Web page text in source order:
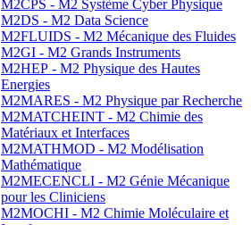
M2CPS - M2 Système Cyber Physique
M2DS - M2 Data Science
M2FLUIDS - M2 Mécanique des Fluides
M2GI - M2 Grands Instruments
M2HEP - M2 Physique des Hautes
Energies
M2MARES - M2 Physique par Recherche
M2MATCHEINT - M2 Chimie des
Matériaux et Interfaces
M2MATHMOD - M2 Modélisation
Mathématique
M2MECENCLI - M2 Génie Mécanique
pour les Cliniciens
M2MOCHI - M2 Chimie Moléculaire et